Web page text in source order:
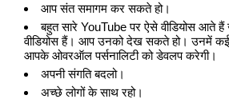
आप संत समागम कर सकते हो।
बहुत सारे YouTube पर ऐसे वीडियोस आते
वीडियोस हैं। आप उनको देख सकते हो। उनमें कई
आपके ओवरऑल पर्सनालिटी को डेवलप करेगी।
अपनी संगति बदलो।
अच्छे लोगों के साथ रहो।